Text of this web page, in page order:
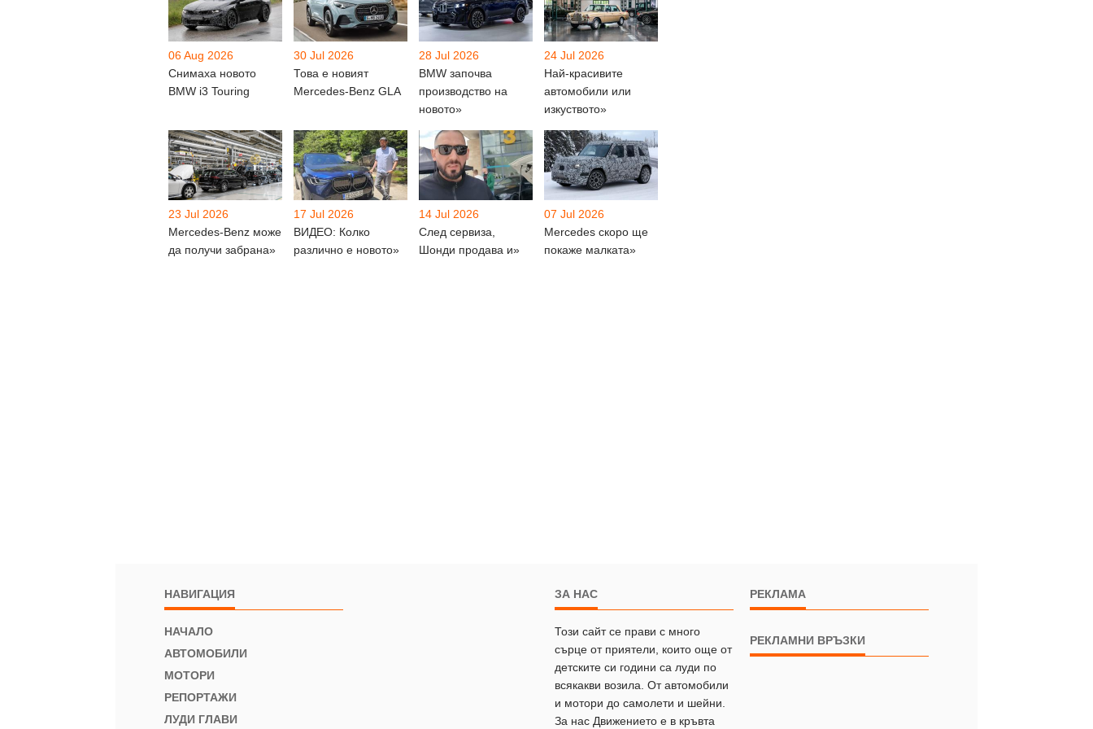
06 Aug 2026
Снимаха новото
BMW i3 Touring
30 Jul 2026
Това е новият
Mercedes-Benz GLA
28 Jul 2026
BMW започва
производство на
новото»
24 Jul 2026
Най-красивите
автомобили или
изкуството»
23 Jul 2026
Mercedes-Benz може
да получи забрана»
17 Jul 2026
ВИДЕО: Колко
различно е новото»
14 Jul 2026
След сервиза,
Шонди продава и»
07 Jul 2026
Mercedes скоро ще
покаже малката»
НАВИГАЦИЯ
НАЧАЛО
АВТОМОБИЛИ
МОТОРИ
РЕПОРТАЖИ
ЛУДИ ГЛАВИ
ЗА НАС
Този сайт се прави с много
сърце от приятели, които още от
детските си години са луди по
всякакви возила. От автомобили
и мотори до самолети и шейни.
За нас Движението е в кръвта
РЕКЛАМА
РЕКЛАМНИ ВРЪЗКИ